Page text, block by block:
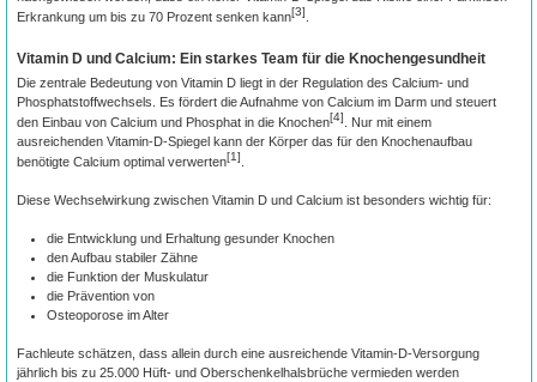
Erkrankung um bis zu 70 Prozent senken kann[3]
Vitamin D und Calcium: Ein starkes Team für die Knochengesundheit
Die zentrale Bedeutung von Vitamin D liegt in der Regulation des Calcium- und
Phosphatstoffwechsels. Es fördert die Aufnahme von Calcium im Darm und steuert
den Einbau von Calcium und Phosphat in die Knochen[4]
. Nur mit einem
ausreichenden Vitamin-D-Spiegel kann der Körper das für den Knochenaufbau
benötigte Calcium optimal verwerten[1]
Diese Wechselwirkung zwischen Vitamin D und Calcium ist besonders wichtig für:
die Entwicklung und Erhaltung gesunder Knochen
den Aufbau stabiler Zähne
die Funktion der Muskulatur
die Prävention von
Osteoporose im Alter
Fachleute schätzen, dass allein durch eine ausreichende Vitamin-D-Versorgung
jährlich bis zu 25.000 Hüft- und Oberschenkelhalsbrüche vermieden werden